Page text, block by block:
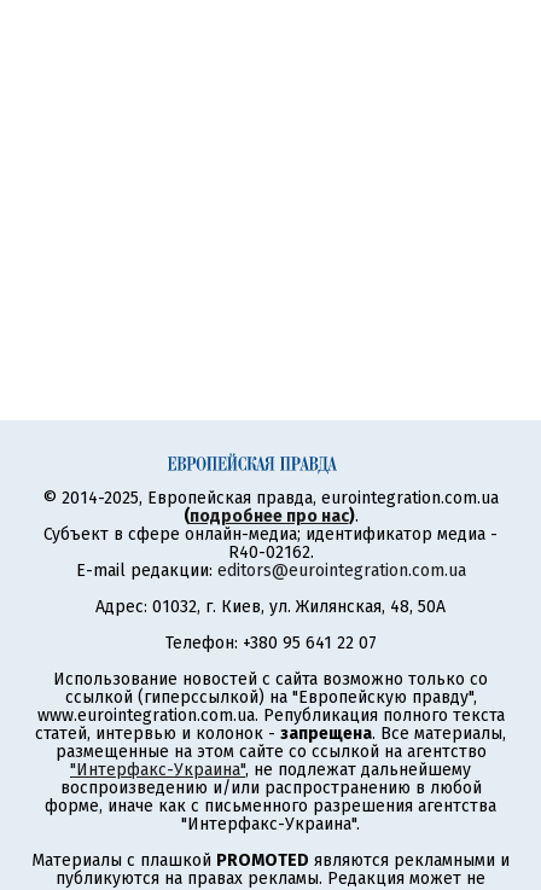
© 2014-2025, Европейская правда, eurointegration.com.ua
(подробнее про нас).
Субъект в сфере онлайн-медиа; идентификатор медиа -
R40-02162.
E-mail редакции: editors@eurointegration.com.ua
Адрес: 01032, г. Киев, ул. Жилянская, 48, 50А
Телефон: +380 95 641 22 07
Использование новостей с сайта возможно только со
ссылкой (гиперссылкой) на "Европейскую правду",
www.eurointegration.com.ua. Републикация полного текста
статей, интервью и колонок - запрещена. Все материалы,
размещенные на этом сайте со ссылкой на агентство
"Интерфакс-Украина", не подлежат дальнейшему
воспроизведению и/или распространению в любой
форме, иначе как с письменного разрешения агентства
"Интерфакс-Украина".
Материалы с плашкой PROMOTED являются рекламными и
публикуются на правах рекламы. Редакция может не